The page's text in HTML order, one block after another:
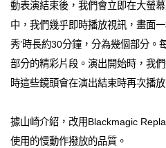
動表演結束後，我們會立即在大螢
中，我們幾乎即時播放視訊，畫面
秀’時長約30分鐘，分為幾個部分。
部分的精彩片段。演出開始時，我
時這些鏡頭會在演出結束時再次播放
據山崎介紹，改用Blackmagic
使用的慢動作撥放的品質。